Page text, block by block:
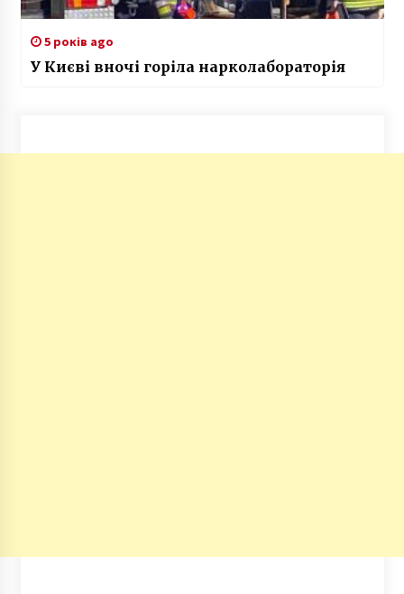
5 років ago
У Києві вночі горіла нарколабораторія